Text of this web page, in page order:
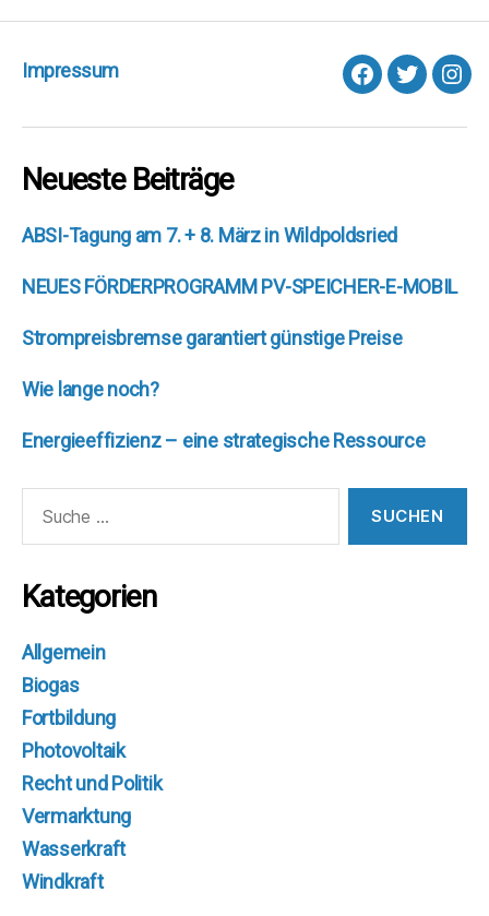
Impressum
facebook
Twitter
Neueste Beiträge
ABSI-Tagung am 7. + 8. März in Wildpoldsried
NEUES FÖRDERPROGRAMM PV-SPEICHER-E-MOBIL
Strompreisbremse garantiert günstige Preise
Wie lange noch?
Energieeffizienz – eine strategische Ressource
nach:
Kategorien
Allgemein
Biogas
Fortbildung
Photovoltaik
Recht und Politik
Vermarktung
Wasserkraft
Windkraft